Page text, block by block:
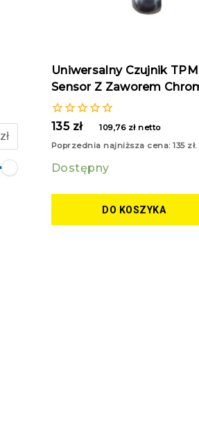
Uniwersalny Czujnik
Sensor Z Zaworem
0
5
135 zł 109,76 złnetto
Poprzednia najniższa cena:135 zł.
Dostępny
DO KOSZYKA
zł